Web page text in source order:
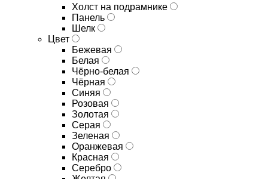
Холст на подрамнике
Панель
Шелк
Цвет
Бежевая
Белая
Чёрно-белая
Чёрная
Синяя
Розовая
Золотая
Серая
Зеленая
Оранжевая
Красная
Серебро